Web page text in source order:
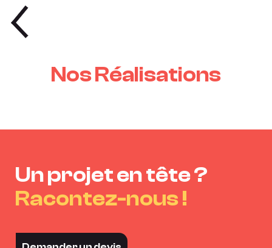
Nos Réalisations
Un projet en tête ?
Racontez-nous !